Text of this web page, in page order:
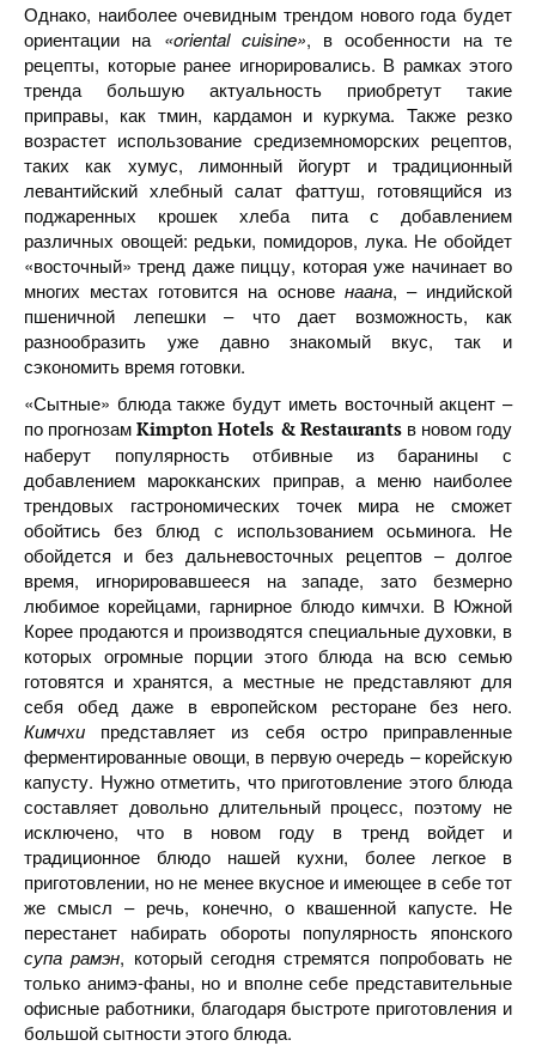
Однако, наиболее очевидным трендом нового года будет
ориентации на «oriental cuisine», в особенности на те
рецепты, которые ранее игнорировались. В рамках этого
тренда большую актуальность приобретут такие
приправы, как тмин, кардамон и куркума. Также резко
возрастет использование средиземноморских рецептов,
таких как хумус, лимонный йогурт и традиционный
левантийский хлебный салат фаттуш, готовящийся из
поджаренных крошек хлеба пита с добавлением
различных овощей: редьки, помидоров, лука. Не обойдет
«восточный» тренд даже пиццу, которая уже начинает во
многих местах готовится на основе наана, – индийской
пшеничной лепешки – что дает возможность, как
разнообразить уже давно знакомый вкус, так и
сэкономить время готовки.
«Сытные» блюда также будут иметь восточный акцент –
по прогнозамKimpton Hotels & Restaurants в новом году
наберут популярность отбивные из баранины с
добавлением марокканских приправ, а меню наиболее
трендовых гастрономических точек мира не сможет
обойтись без блюд с использованием осьминога. Не
обойдется и без дальневосточных рецептов – долгое
время, игнорировавшееся на западе, зато безмерно
любимое корейцами, гарнирное блюдо кимчхи. В Южной
Корее продаются и производятся специальные духовки, в
которых огромные порции этого блюда на всю семью
готовятся и хранятся, а местные не представляют для
себя обед даже в европейском ресторане без него.
Кимчхи представляет из себя остро приправленные
ферментированные овощи, в первую очередь – корейскую
капусту. Нужно отметить, что приготовление этого блюда
составляет довольно длительный процесс, поэтому не
исключено, что в новом году в тренд войдет и
традиционное блюдо нашей кухни, более легкое в
приготовлении, но не менее вкусное и имеющее в себе тот
же смысл – речь, конечно, о квашенной капусте. Не
перестанет набирать обороты популярность японского
супа рамэн, который сегодня стремятся попробовать не
только анимэ-фаны, но и вполне себе представительные
офисные работники, благодаря быстроте приготовления и
большой сытности этого блюда.